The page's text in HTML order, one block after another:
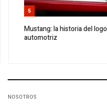
5
Mustang: la historia del
automotriz
NOSOTROS